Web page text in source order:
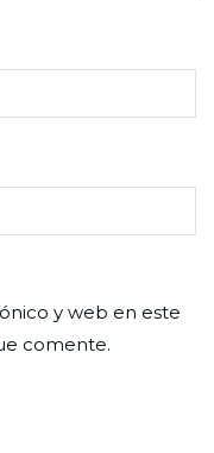
y web en este
comente.